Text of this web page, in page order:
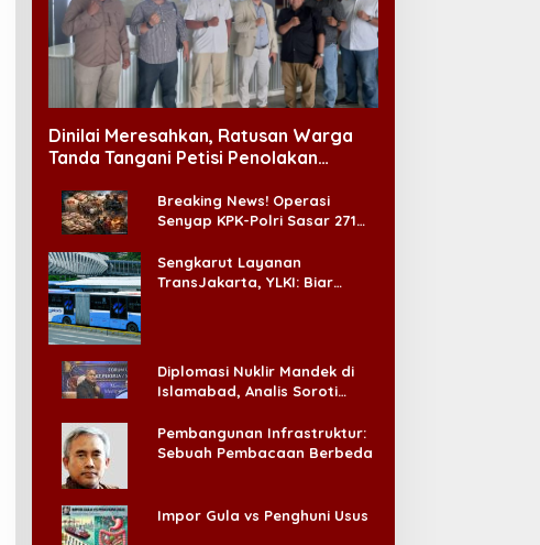
Dinilai Meresahkan, Ratusan Warga
Tanda Tangani Petisi Penolakan
Breaking News! Operasi
Senyap KPK-Polri Sasar 271
Ada ‘Badai Pemeriksaan’
Sengkarut Layanan
TransJakarta, YLKI: Biar
Diplomasi Nuklir Mandek di
Islamabad, Analis Soroti
Pembangunan Infrastruktur:
Sebuah Pembacaan Berbeda
Impor Gula vs Penghuni Usus